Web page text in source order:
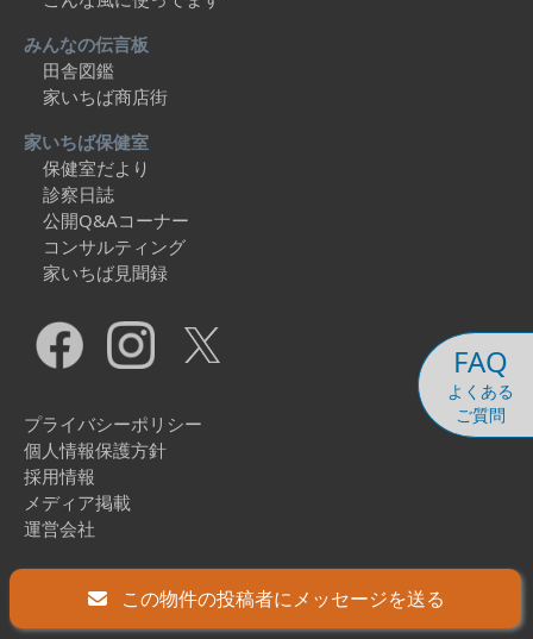
この物件の投稿者にメッセージを送る
FAQ
よくある
ご質問
みんなの伝言板
田舎図鑑
家いちば商店街
家いちば保健室
保健室だより
診察日誌
公開Q&Aコーナー
コンサルティング
家いちば見聞録
プライバシーポリシー
個人情報保護方針
採用情報
メディア掲載
運営会社
Copyright © 2026 Ieichiba Co., Ltd. All Rights Reserved.